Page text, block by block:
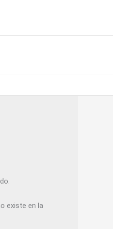
existe en la